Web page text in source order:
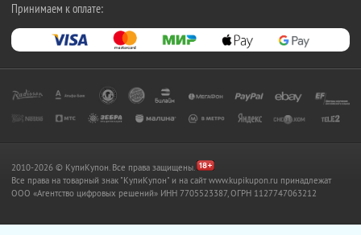
Принимаем к оплате:
2010-2026 © КупиКупон. Все права защищены.
Все права на товарный знак "КупиКупон" и на сайт www.kupikupon.ru принадлежат
OOO «Агентство цифровых решений» ИНН 7705523387, ОГРН 1127747063212